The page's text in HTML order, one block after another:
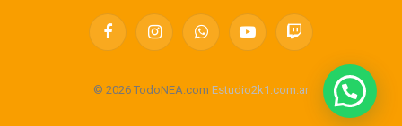
FacebookInstagramWhatsAppYouTubeTwitch
© 2026 TodoNEA.com Estudio2k1.com.ar